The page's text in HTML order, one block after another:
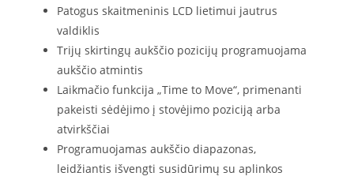
Patogus skaitmeninis LCD lietimui jautrus
valdiklis
Trijų skirtingų aukščio pozicijų programuojama
aukščio atmintis
Laikmačio funkcija „Time to Move“, primenanti
pakeisti sėdėjimo į stovėjimo poziciją arba
atvirkščiai
Programuojamas aukščio diapazonas,
leidžiantis išvengti susidūrimų su aplinkos